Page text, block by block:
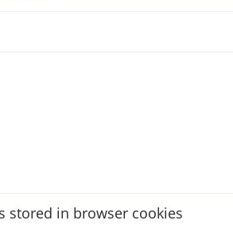
stored in browser cookies